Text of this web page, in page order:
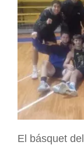
El básquet del